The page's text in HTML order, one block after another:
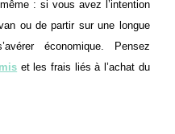
: si vous avez l’intention
ou de partir sur une longue
économique. Pensez
et les frais liés à l’achat du